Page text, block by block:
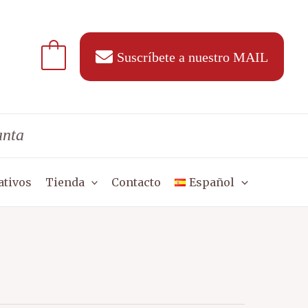
Suscríbete a nuestro MAIL
Tienda Contacto Español